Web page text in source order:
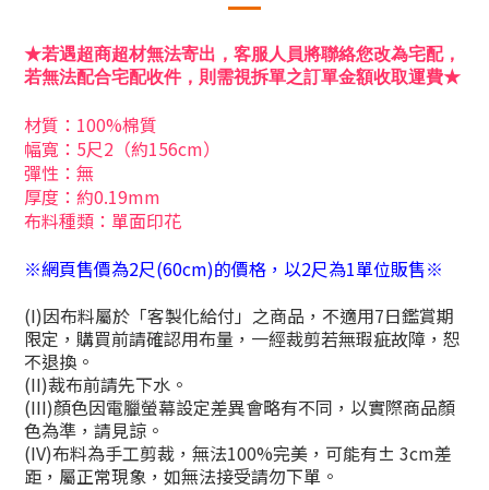
★若遇超商超材無法寄出，客服人員將聯絡您改為宅配，
若無法配合宅配收件，則需視拆單之訂單金額收取運費★
材質：100%棉質
幅寬：5尺2（約156cm）
彈性：無
厚度：約0.19mm
布料種類：單面印花
※網頁售價為2尺(60cm)的價格，以2尺為1單位販售※
(I)因布料屬於「客製化給付」之商品，不適用7日鑑賞期
限定，購買前請確認用布量，一經裁剪若無瑕疵故障，恕
不退換。
(II)裁布前請先下水。
(III)顏色因電臘螢幕設定差異會略有不同，以實際商品顏
色為準，請見諒。
(IV)布料為手工剪裁，無法100%完美，可能有± 3cm差
距，屬正常現象，如無法接受請勿下單。